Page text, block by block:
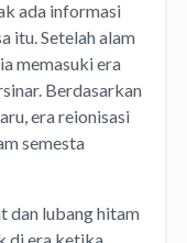
ada informasi
itu. Setelah alam
memasuki era
Berdasarkan
era reionisasi
semesta
dan lubang hitam